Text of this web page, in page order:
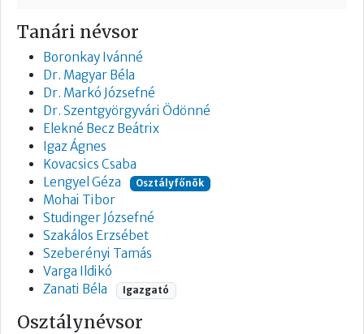
Tanári névsor
Boronkay Ivánné
Dr. Magyar Béla
Dr. Markó Józsefné
Dr. Szentgyörgyvári Ödönné
Elekné Becz Beátrix
Igaz Ágnes
Kovacsics Csaba
Lengyel Géza
Osztályfőnök
Mohai Tibor
Studinger Józsefné
Szakálos Erzsébet
Szeberényi Tamás
Varga Ildikó
Zanati Béla
Igazgató
Osztálynévsor